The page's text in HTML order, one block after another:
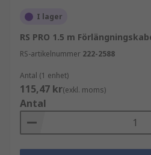
I lager
RS PRO 1.5 m
RS-artikelnummer 222-2588
Antal (1 enhet)
115,47 kr(exkl. moms)
Antal